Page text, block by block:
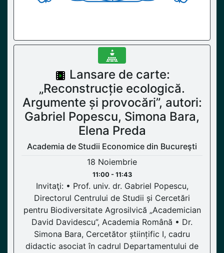
Lansare de carte:
„Reconstrucție ecologică.
Argumente și provocări”, autori:
Gabriel Popescu, Simona Bara,
Elena Preda
Academia de Studii Economice din Bucureşti
18 Noiembrie
11:00 - 11:43
Invitaţi: • Prof. univ. dr. Gabriel Popescu,
Directorul Centrului de Studii și Cercetări
pentru Biodiversitate Agrosilvică „Academician
David Davidescu”, Academia Română • Dr.
Simona Bara, Cercetător științific I, cadru
didactic asociat în cadrul Departamentului de